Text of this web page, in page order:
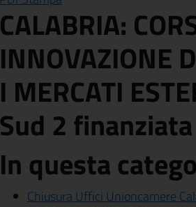
CALABRIA:
INNOVAZIONE
I MERCATI
Sud 2
In questa
Chiusura Uffici Unioncamere